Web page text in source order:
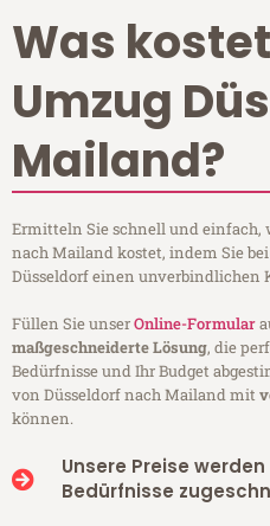
Was
Umzug
Mailand?
Ermitteln Sie schnell und einfach,
nach Mailand kostet, indem Sie
Düsseldorf einen unverbindlichen
Füllen Sie unserOnline-Formular
maßgeschneiderte Lösung, die
Bedürfnisse und Ihr Budget
von Düsseldorf nach Mailand mit
können.
Unsere Preise
Bedürfnisse